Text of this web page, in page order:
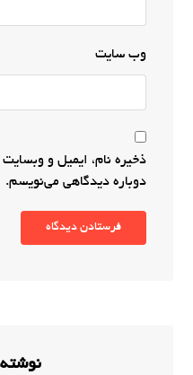
وب‌ سایت
ذخیره نام، ایمیل و
دوباره دیدگاهی می‌نویسم.
فرستادن دیدگاه